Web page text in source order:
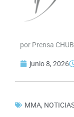
por Prensa
junio 8, 2026
MMA,